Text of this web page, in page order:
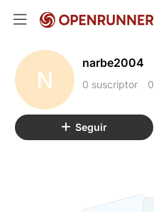
N
narbe2004
0 suscriptor
Seguir